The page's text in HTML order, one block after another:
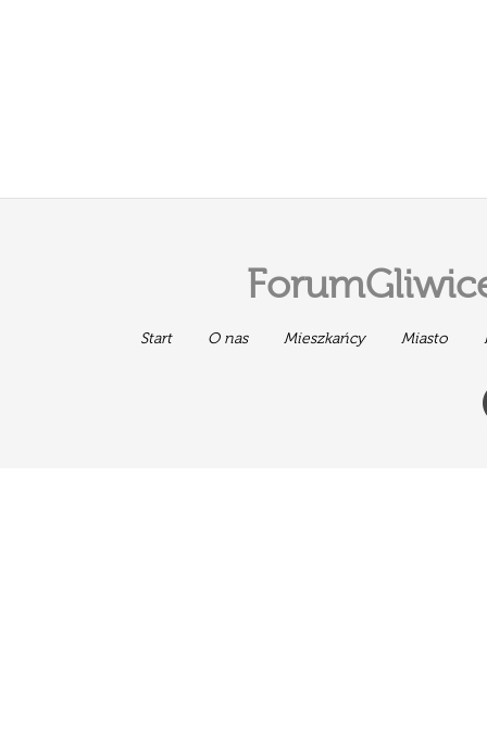
Start O nas Mieszkańcy Miasto